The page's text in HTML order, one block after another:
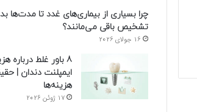
چرا بسیاری از بیماری‌های غدد تا مدت‌ها
تشخیص باقی می‌مانند؟
16 جولای 2026
8 باور غلط درباره
ایمپلنت دندان |
هزینه‌ها
17 ژوئن 2026